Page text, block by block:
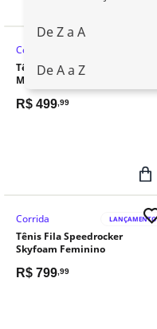
De Z a A
De A a Z
Corrida
Tênis Fila Aero Skyfoam
Masculino
R$ 499 ,99
Corrida LANÇAMENTO
Tênis Fila Speedrocker
Skyfoam Feminino
R$ 799 ,99